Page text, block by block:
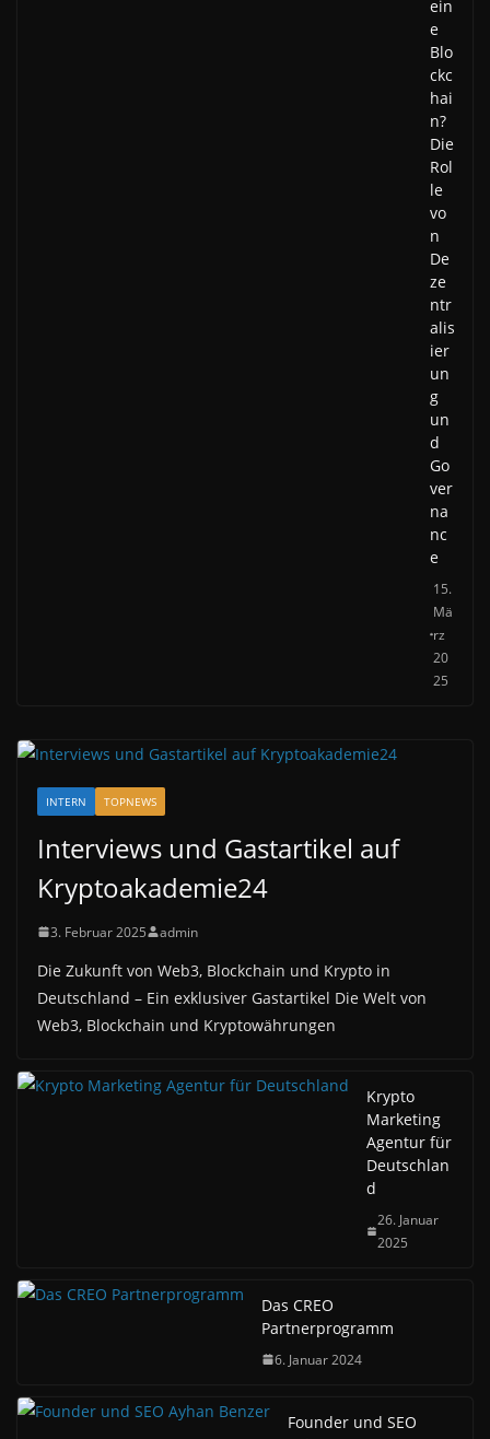
ein
e
Blo
ckc
hai
n?
Die
Rol
le
vo
n
De
ze
ntr
alis
ier
un
g
un
d
Go
ver
na
nc
e
15.
Mä
rz
20
25
INTERN TOPNEWS
Interviews und Gastartikel auf
Kryptoakademie24
3. Februar 2025 admin
Die Zukunft von Web3, Blockchain und Krypto in
Deutschland – Ein exklusiver Gastartikel Die Welt von
Web3, Blockchain und Kryptowährungen
Krypto
Marketing
Agentur für
Deutschlan
d
26. Januar
2025
Das CREO
Partnerprogramm
6. Januar 2024
Founder und SEO